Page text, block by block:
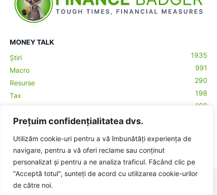
Prețuim confidențialitatea dvs.
Utilizăm cookie-uri pentru a vă îmbunătăți experiența de
navigare, pentru a vă oferi reclame sau conținut
personalizat și pentru a ne analiza traficul. Făcând clic pe
"Acceptă totul", sunteți de acord cu utilizarea cookie-urilor
de către noi.
MONEY TALK
Știri
1935
Macro
991
Resurse
290
Tax
198
160
Contabilitate
Crypto
© BadgerHub - Toate drepturile rezervate -
Publicitate